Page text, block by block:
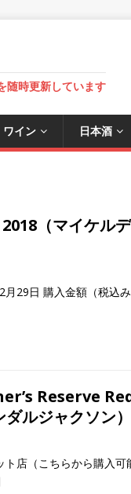
随時更新しています
ワイン 日本酒
（マイケル
29日 購入金額（税込み
Reserve
ルジャクソン）
店（こちらから購入可